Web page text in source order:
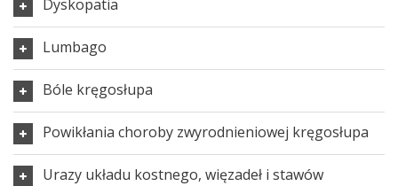
Dyskopatia
Lumbago
Bóle kręgosłupa
Powikłania choroby zwyrodnieniowej kręgosłupa
Urazy układu kostnego, więzadeł i stawów